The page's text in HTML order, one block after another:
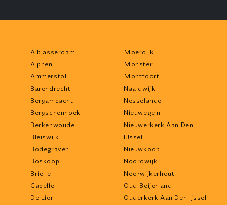
Alblasserdam
Alphen
Ammerstol
Barendrecht
Bergambacht
Bergschenhoek
Berkenwoude
Bleiswijk
Bodegraven
Boskoop
Brielle
Capelle
De Lier
Moerdijk
Monster
Montfoort
Naaldwijk
Nesselande
Nieuwegein
Nieuwerkerk Aan Den
IJssel
Nieuwkoop
Noordwijk
Noorwijkerhout
Oud-Beijerland
Ouderkerk Aan Den Ijssel